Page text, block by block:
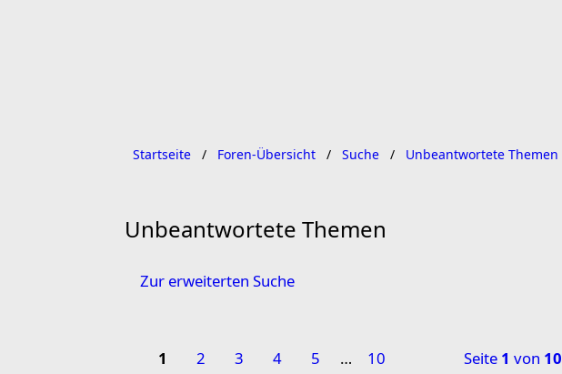
Startseite Foren-Übersicht Suche Unbeantwortete Themen
Unbeantwortete Themen
Zur erweiterten Suche
1 2 3 4 5 … 10 Seite 1 von 10